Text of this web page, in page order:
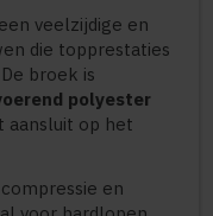
veelzijdige en
die topprestaties
broek is
polyester
aansluit op het
en